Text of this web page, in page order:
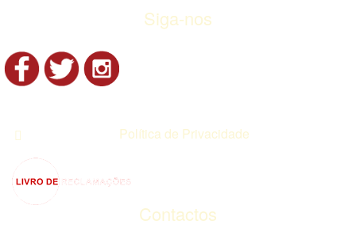
Siga-nos
Política de Privacidade
Contactos